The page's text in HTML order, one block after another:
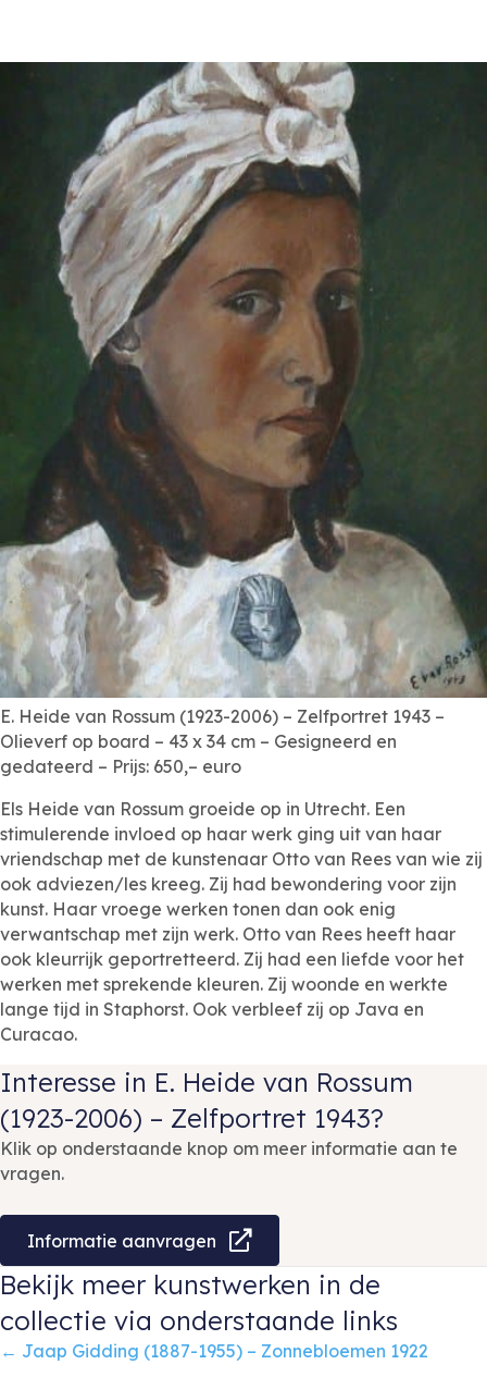
E. Heide van Rossum (1923-2006) – Zelfportret 1943 –
Olieverf op board – 43 x 34 cm – Gesigneerd en
gedateerd – Prijs: 650,– euro
Els Heide van Rossum groeide op in Utrecht. Een
stimulerende invloed op haar werk ging uit van haar
vriendschap met de kunstenaar Otto van Rees van wie zij
ook adviezen/les kreeg. Zij had bewondering voor zijn
kunst. Haar vroege werken tonen dan ook enig
verwantschap met zijn werk. Otto van Rees heeft haar
ook kleurrijk geportretteerd. Zij had een liefde voor het
werken met sprekende kleuren. Zij woonde en werkte
lange tijd in Staphorst. Ook verbleef zij op Java en
Curacao.
Interesse in E. Heide van Rossum
(1923-2006) – Zelfportret 1943?
Klik op onderstaande knop om meer informatie aan te
vragen.
Informatie aanvragen
Bekijk meer kunstwerken in de
collectie via onderstaande links
Posts
← Jaap Gidding (1887-1955) – Zonnebloemen 1922